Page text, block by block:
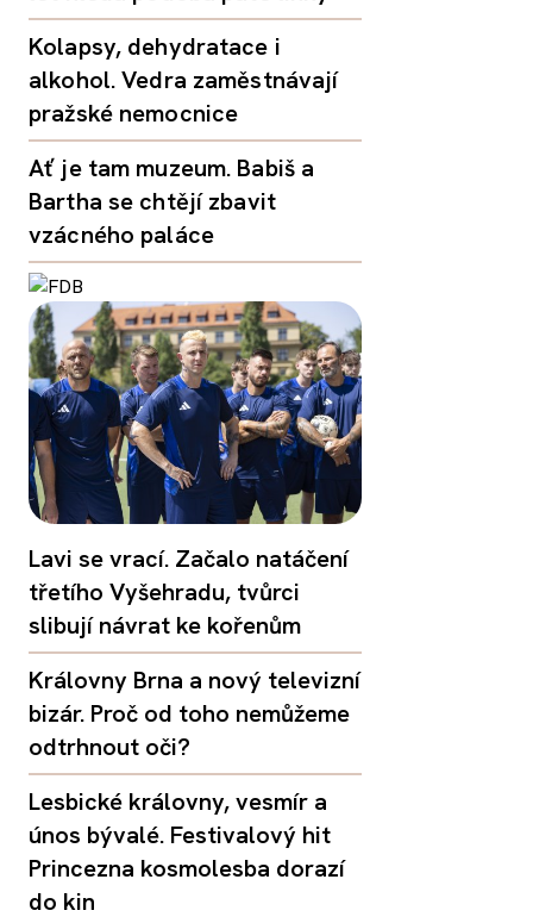
Kolapsy, dehydratace i
alkohol. Vedra zaměstnávají
pražské nemocnice
Ať je tam muzeum. Babiš a
Bartha se chtějí zbavit
vzácného paláce
Lavi se vrací. Začalo natáčení
třetího Vyšehradu, tvůrci
slibují návrat ke kořenům
Královny Brna a nový televizní
bizár. Proč od toho nemůžeme
odtrhnout oči?
Lesbické královny, vesmír a
únos bývalé. Festivalový hit
Princezna kosmolesba dorazí
do kin